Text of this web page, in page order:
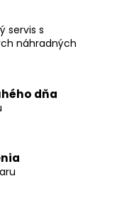
servis s
náhradných
dňa